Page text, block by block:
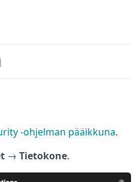
-ohjelman pääikkuna.
→ Tietokone.